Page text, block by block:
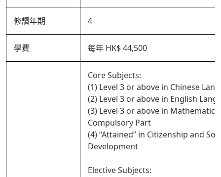
修讀年期 4
學費 每年 HK$ 44,500
Core Subjects:
(1) Level 3 or above in Chinese
(2) Level 3 or above in English
(3) Level 3 or above in Mathematics
Compulsory Part
(4) “Attained” in Citizenship and
Development
Elective Subjects: